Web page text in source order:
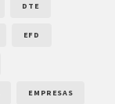
DTE
EFD
EMPRESAS